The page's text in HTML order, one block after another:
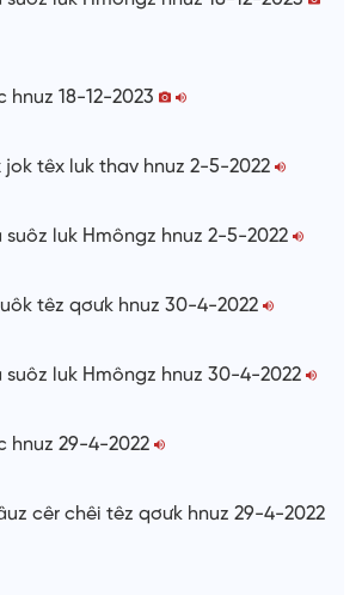
hnuz 18-12-2023
jok têx luk thav hnuz 2-5-2022
suôz luk Hmôngz hnuz 2-5-2022
têz qơưk hnuz 30-4-2022
suôz luk Hmôngz hnuz 30-4-2022
hnuz 29-4-2022
cêr chêi têz qơưk hnuz 29-4-2022